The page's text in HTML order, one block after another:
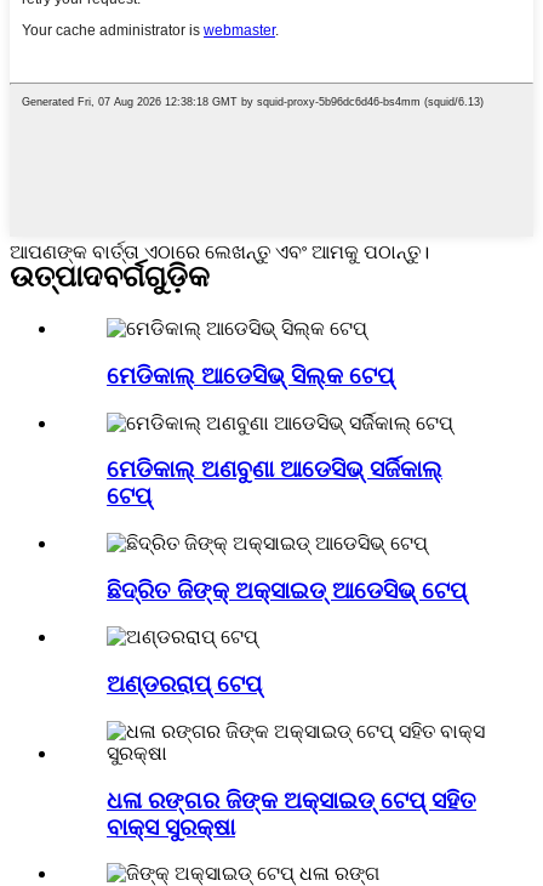
ଆପଣଙ୍କ ବାର୍ତ୍ତା ଏଠାରେ ଲେଖନ୍ତୁ ଏବଂ ଆମକୁ ପଠାନ୍ତୁ।
ଉତ୍ପାଦବର୍ଗଗୁଡ଼ିକ
ମେଡିକାଲ୍ ଆଡେସିଭ୍ ସିଲ୍କ ଟେପ୍
ମେଡିକାଲ୍ ଅଣବୁଣା ଆଡେସିଭ୍ ସର୍ଜିକାଲ୍
ଟେପ୍
ଛିଦ୍ରିତ ଜିଙ୍କ୍ ଅକ୍ସାଇଡ୍ ଆଡେସିଭ୍ ଟେପ୍
ଅଣ୍ଡରରାପ୍ ଟେପ୍
ଧଳା ରଙ୍ଗର ଜିଙ୍କ ଅକ୍ସାଇଡ୍ ଟେପ୍ ସହିତ
ବାକ୍ସ ସୁରକ୍ଷା